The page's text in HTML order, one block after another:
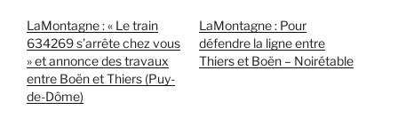
LaMontagne : « Le train
634269 s’arrête chez vous
» et annonce des travaux
entre Boën et Thiers (Puy-
de-Dôme)
LaMontagne : Pour
défendre la ligne entre
Thiers et Boën – Noirétable